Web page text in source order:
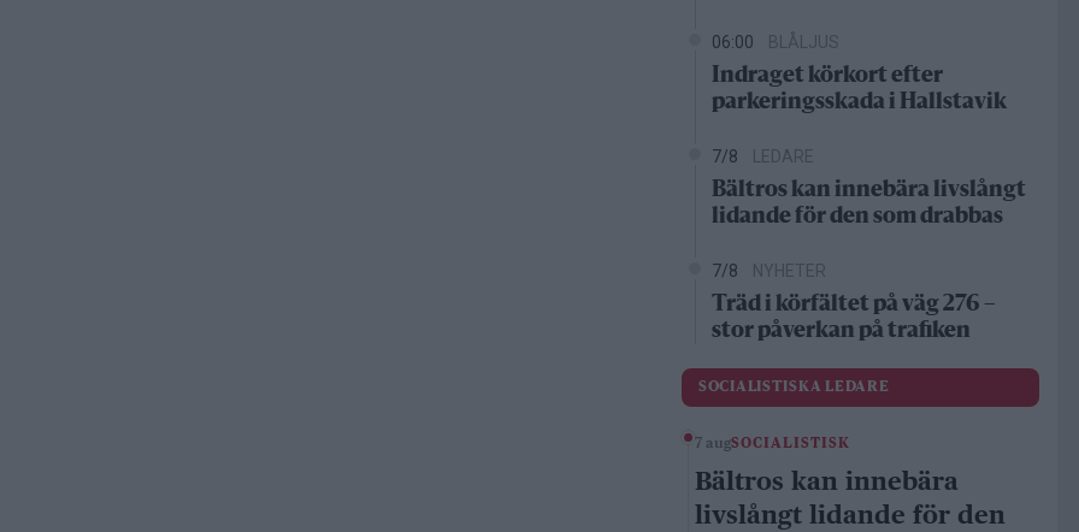
06:00 BLÅLJUS
Indraget körkort efter
parkeringsskada i Hallstavik
7/8 LEDARE
Bältros kan innebära livslångt
lidande för den som drabbas
7/8 NYHETER
Träd i körfältet på väg 276 –
stor påverkan på trafiken
SOCIALISTISKA LEDARE
7 augSOCIALISTISK
Bältros kan innebära
livslångt lidande för den